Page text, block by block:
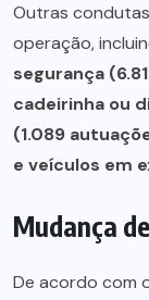
Outras
operação,
segurança
cadeirinha ou
(1.089
e veículos em
Mudança
De acordo com